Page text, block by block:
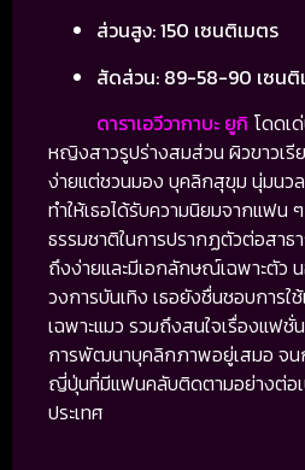
ส่วนสูง: 150 เซนติเมตร
สัดส่วน: 89-58-90 เซนติ
ดาราเอวีวากาบะ ยูกิ โดดเ
หญิงสาวรูปร่างสมส่วน ผิวขาวเรี
ง่ายแต่ชวนมอง บุคลิกสุขุม นุ่มนว
ทำให้เธอได้รับความนิยมจากแฟน
ธรรมชาติในการปรากฏตัวต่อสาธ
ถึงง่ายและมีเอกลักษณ์เฉพาะตัว
วงการบันเทิง เธอยังชื่นชอบการใ
เฉพาะแมว รวมถึงสนใจเรื่องแฟ
การพัฒนาบุคลิกภาพอยู่เสมอ จน
ญี่ปุ่นที่มีแฟนคลับติดตามอย่างต่อเ
ประเทศ